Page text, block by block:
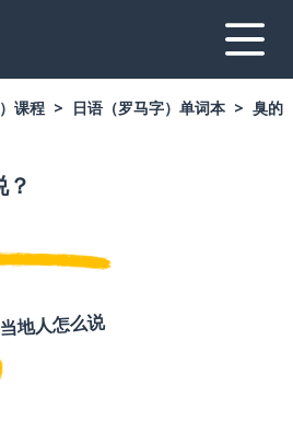
课程 日语（罗马字）单词本 臭的
地人怎么说